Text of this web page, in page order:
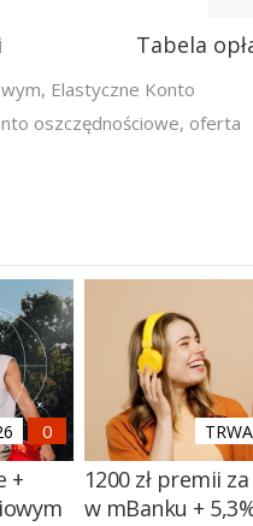
Tabela
, Elastyczne Konto
oszczędnościowe, oferta
+
1200 zł premii
w mBanku +